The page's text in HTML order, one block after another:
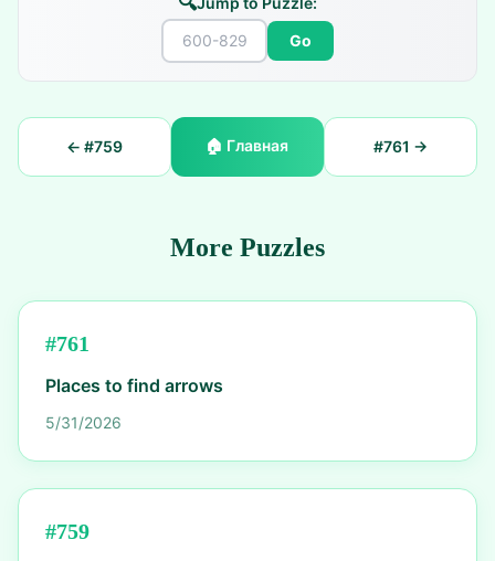
Go
← #759 🏠 Главная #761 →
More Puzzles
#761
Places to find arrows
5/31/2026
#759